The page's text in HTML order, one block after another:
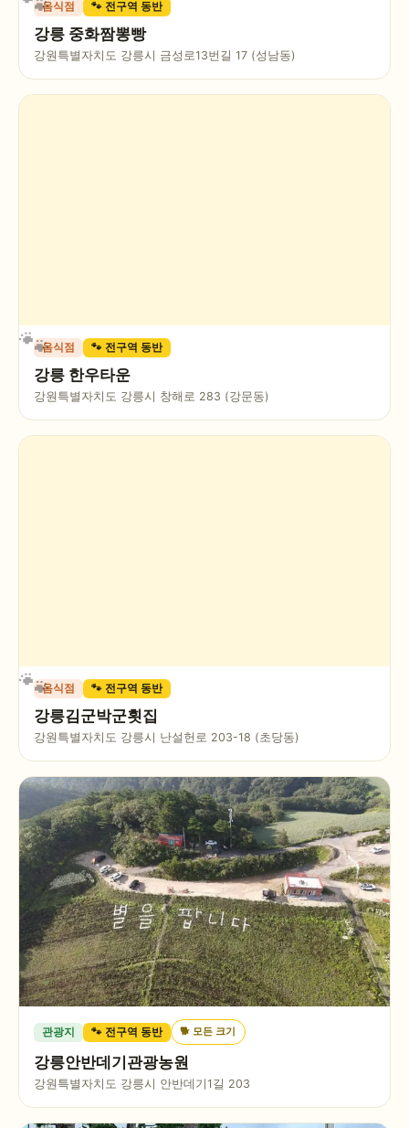
음식점 🐾 전구역 동반
강릉 중화짬뽕빵
강원특별자치도 강릉시 금성로13번길 17 (성남동)
음식점 🐾 전구역 동반
강릉 한우타운
강원특별자치도 강릉시 창해로 283 (강문동)
음식점 🐾 전구역 동반
강릉김군박군횟집
강원특별자치도 강릉시 난설헌로 203-18 (초당동)
관광지 🐾 전구역 동반 🐕 모든 크기
강릉안반데기관광농원
강원특별자치도 강릉시 안반데기1길 203